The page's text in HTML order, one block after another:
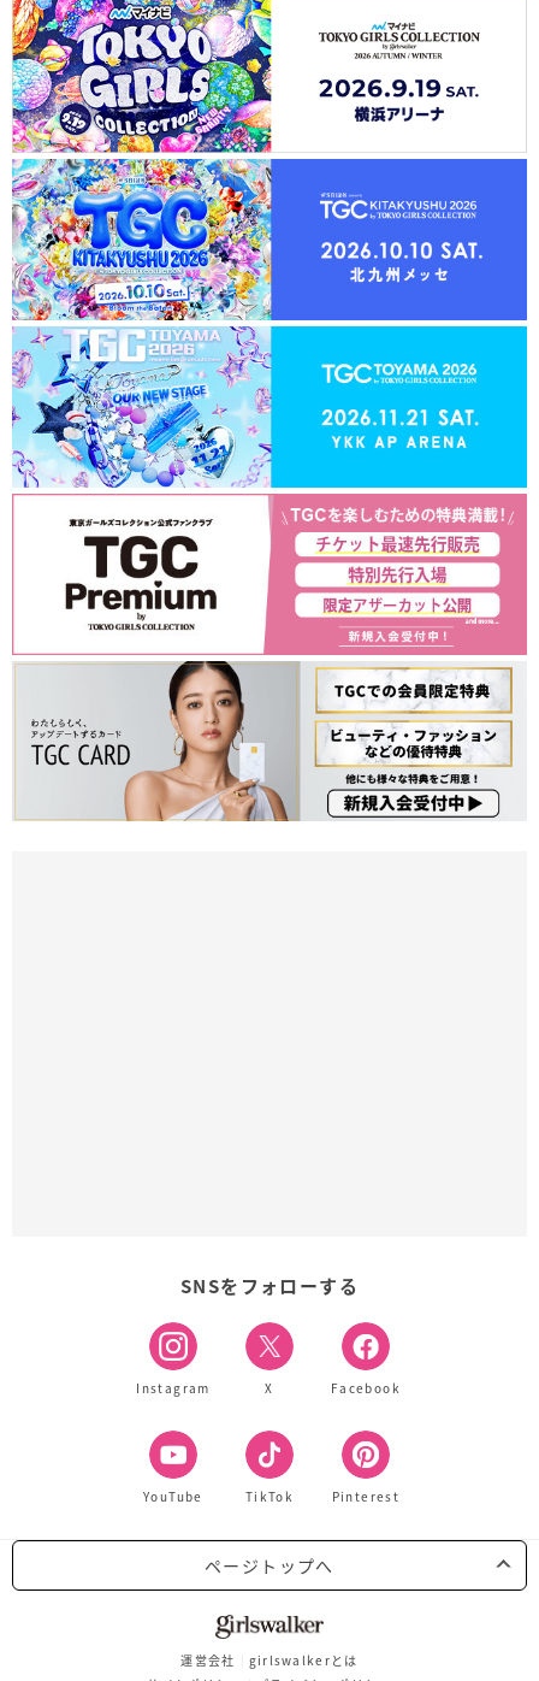
SNSをフォローする
Instagram X Facebook
YouTube TikTok Pinterest
ページトップへ
運営会社
girlswalkerとは